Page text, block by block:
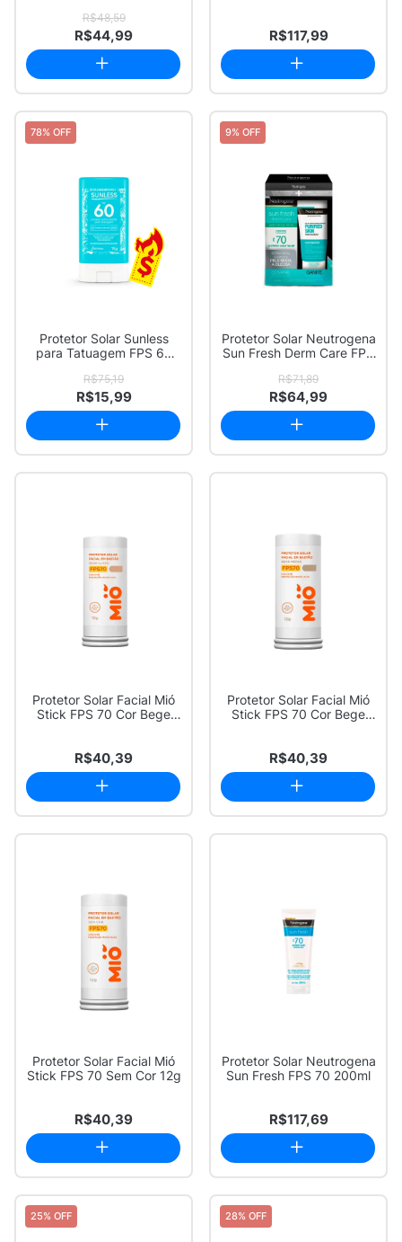
R$48,59
R$44,99 R$117,99
78% OFF
Protetor Solar Sunless
para Tatuagem FPS 60
R$75,19
R$15,99
9% OFF
Protetor Solar Neutrogena
Sun Fresh Derm Care FPS
R$71,89
R$64,99
Protetor Solar Facial Mió
Stick FPS 70 Cor Bege
R$40,39
Protetor Solar Facial Mió
Stick FPS 70 Cor Bege
R$40,39
Protetor Solar Facial Mió
Stick FPS 70 Sem Cor 12g
R$40,39
Protetor Solar Neutrogena
Sun Fresh FPS 70 200ml
R$117,69
25% OFF 28% OFF